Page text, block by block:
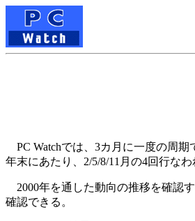
PC Watchでは、3カ月に一度の周期
年末にあたり、2/5/8/11月の4回行な
2000年を通した動向の推移を確認
確認できる。